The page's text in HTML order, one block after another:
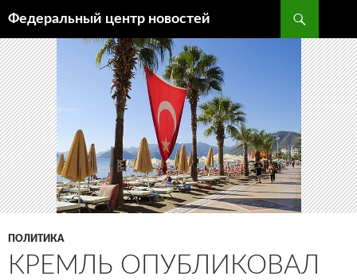
Федеральный центр новостей
К
СОДЕРЖИМОМУ
ПОЛИТИКА
КРЕМЛЬ ОПУБЛИКОВАЛ